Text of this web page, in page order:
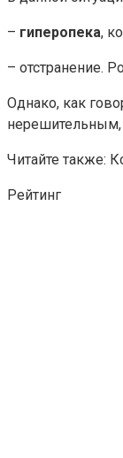
– гиперопека,
– отстранение.
Однако, как
нерешительным,
Читайте также:
Рейтинг